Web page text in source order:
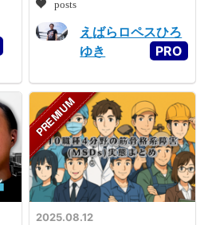
posts
えばらロペスひろ
ゆき
2025.08.12